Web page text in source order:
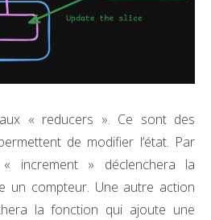
« reducers ». Ce sont des
de modifier l’état. Par
increment » déclenchera la
un compteur. Une autre action
la fonction qui ajoute une